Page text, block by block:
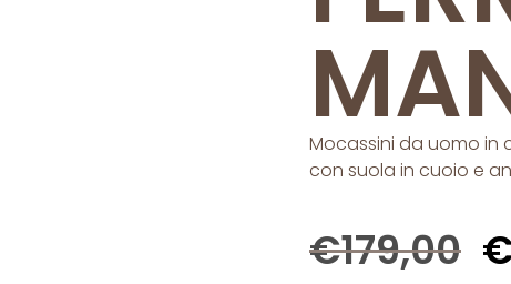
Mocassini da uomo in
con suola in cuoio e
€179,00